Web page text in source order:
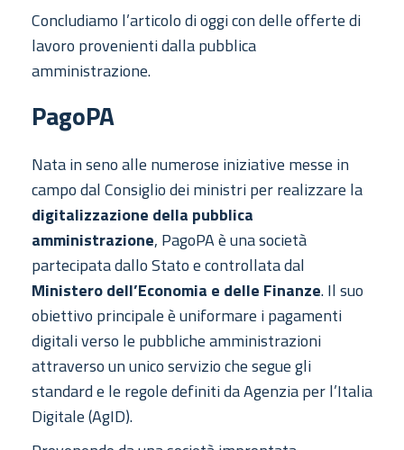
Concludiamo l’articolo di oggi con delle offerte di
lavoro provenienti dalla pubblica
amministrazione.
PagoPA
Nata in seno alle numerose iniziative messe in
campo dal Consiglio dei ministri per realizzare la
digitalizzazione della pubblica
amministrazione, PagoPA è una società
partecipata dallo Stato e controllata dal
Ministero dell’Economia e delle Finanze. Il suo
obiettivo principale è uniformare i pagamenti
digitali verso le pubbliche amministrazioni
attraverso un unico servizio che segue gli
standard e le regole definiti da Agenzia per l’Italia
Digitale (AgID).